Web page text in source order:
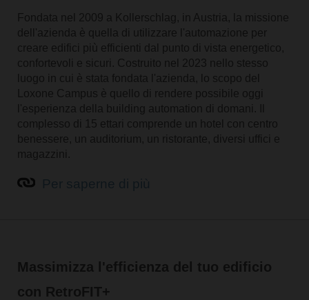
Fondata nel 2009 a Kollerschlag, in Austria, la missione
dell'azienda è quella di utilizzare l'automazione per
creare edifici più efficienti dal punto di vista energetico,
confortevoli e sicuri. Costruito nel 2023 nello stesso
luogo in cui è stata fondata l'azienda, lo scopo del
Loxone Campus è quello di rendere possibile oggi
l'esperienza della building automation di domani. Il
complesso di 15 ettari comprende un hotel con centro
benessere, un auditorium, un ristorante, diversi uffici e
magazzini.
Massimizza l'efficienza del tuo edificio
con RetroFIT+